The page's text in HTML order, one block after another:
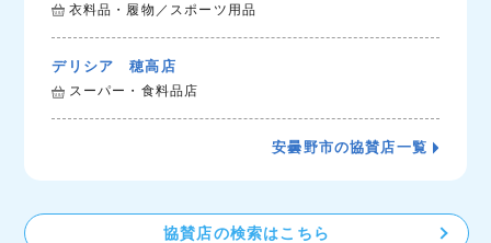
衣料品・履物／スポーツ用品
デリシア 穂高店
スーパー・食料品店
安曇野市の協賛店一覧
協賛店の検索はこちら